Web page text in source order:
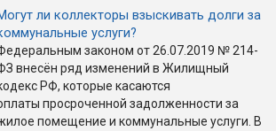
ли коллекторы взыскивать долги за
услуги?
законом от 26.07.2019 № 214-
внесён ряд изменений в Жилищный
РФ, которые касаются
просроченной задолженности за
помещение и коммунальные услуги. В